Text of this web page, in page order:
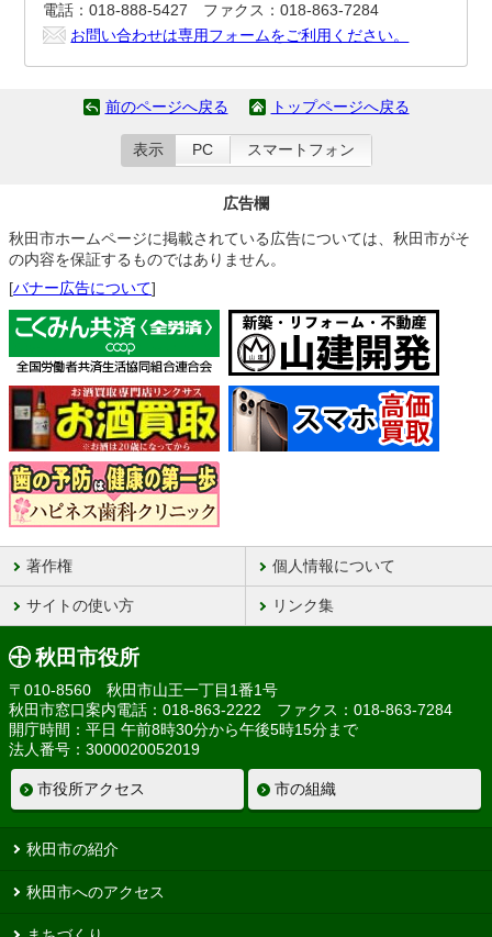
電話：018-888-5427 ファクス：018-863-7284
お問い合わせは専用フォームをご利用ください。
前のページへ戻る トップページへ戻る
表示 PC スマートフォン
広告欄
秋田市ホームページに掲載されている広告については、秋田市がそ
の内容を保証するものではありません。
[バナー広告について]
著作権 個人情報について
サイトの使い方 リンク集
秋田市役所
〒010-8560 秋田市山王一丁目1番1号
秋田市窓口案内電話：018-863-2222 ファクス：018-863-7284
開庁時間：平日 午前8時30分から午後5時15分まで
法人番号：3000020052019
市役所アクセス 市の組織
秋田市の紹介
秋田市へのアクセス